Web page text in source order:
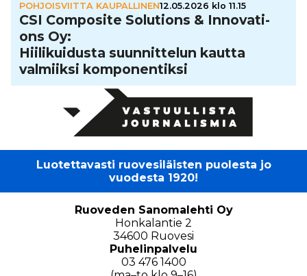
POHJOISVIITTA KAUPALLINEN12.05.2026 klo 11.15
CSI Composite Solutions & Inno­va­ti­
ons Oy:
Hii­li­kui­dusta suun­nit­te­lun kautta
valmiiksi kom­po­nen­tiksi
Luotettavasti ruovesiläisten puolesta jo
vuodesta 1920!
Ruoveden Sanomalehti Oy
Honkalantie 2
34600 Ruovesi
Puhelinpalvelu
03 476 1400